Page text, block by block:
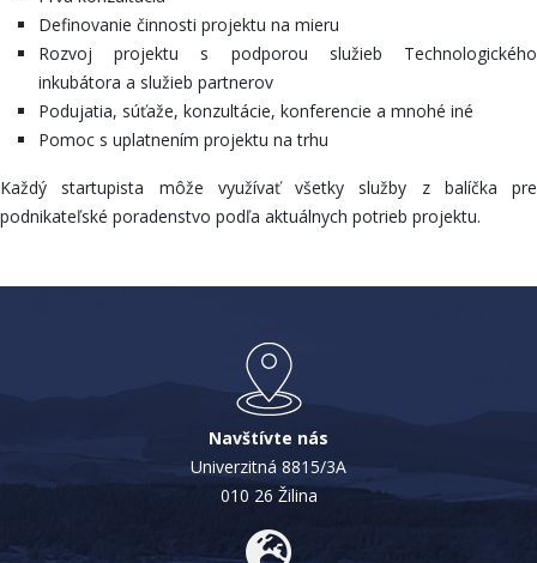
Definovanie činnosti projektu na mieru
Rozvoj projektu s podporou služieb Technologického
inkubátora a služieb partnerov
Podujatia, súťaže, konzultácie, konferencie a mnohé iné
Pomoc s uplatnením projektu na trhu
Každý startupista môže využívať všetky služby z balíčka pre
podnikateľské poradenstvo podľa aktuálnych potrieb projektu.
Navštívte nás
Univerzitná 8815/3A
010 26 Žilina